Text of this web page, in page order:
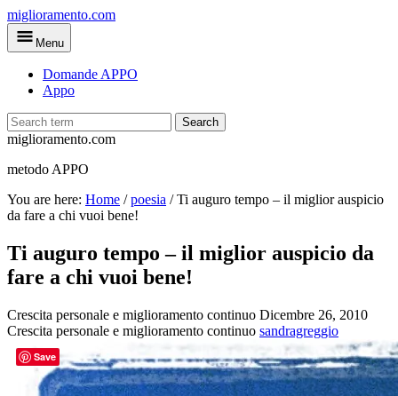
Skip
to
main
miglioramento.com
Menu
Domande APPO
Appo
Search
miglioramento.com
metodo APPO
You are here: Home /poesia /Ti auguro tempo – il miglior auspicio
da fare a chi vuoi bene!
Ti auguro tempo – il miglior auspicio da
fare a chi vuoi bene!
Crescita personale e miglioramento continuo Dicembre 26, 2010
Crescita personale e miglioramento continuo sandragreggio
Save